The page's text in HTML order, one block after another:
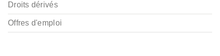
Droits dérivés
Offres d'emploi